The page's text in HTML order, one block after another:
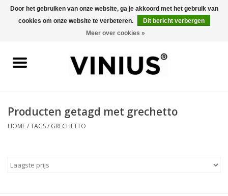
0 Artikelen - €0,00
Wijn per kleur/soort
Wijnproeverij
Producten getagd met grechetto
HOME/TAGS/ GRECHETTO
Door het gebruiken van onze website, ga je akkoord met het gebruik van
cookies om onze website te verbeteren.
Dit bericht verbergen
Meer over cookies »